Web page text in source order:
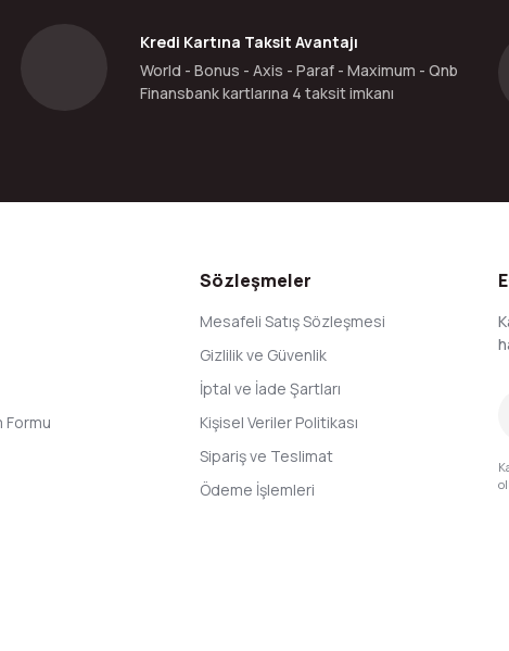
Kredi Kartına Taksit Avantajı
World - Bonus - Axis - Paraf - Maximum - Qnb
Finansbank kartlarına 4 taksit imkanı
Formu
Sözleşmeler
Mesafeli Satış Sözleşmesi
Gizlilik ve Güvenlik
İptal ve İade Şartları
Kişisel Veriler Politikası
Sipariş ve Teslimat
Ödeme İşlemleri